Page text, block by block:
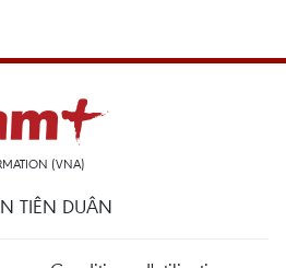
(VNA)
TIÊN DUÂN